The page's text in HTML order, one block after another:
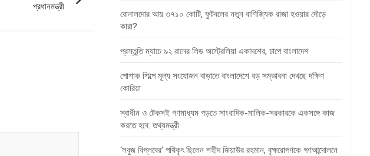
প্রধানমন্ত্রী
রোনালদোর আয় ৩৭১০ কোটি, ফুটবলের নতুন বাণিজ্যিক রাজা হওয়ার দৌড়ে
কারা?
প্রস্তুতি ম্যাচে ৯২ রানের লিড অস্ট্রেলিয়া একাদশের, চাপে বাংলাদেশ
পোশাক শিল্পে মূল্য সংযোজন বাড়াতে বাংলাদেশে বড় সম্ভাবনা দেখছে দক্ষিণ
কোরিয়া
স্বাধীন ও টেকসই গণমাধ্যম গড়তে সাংবাদিক-মালিক-সরকারকে একসঙ্গে কাজ
করতে হবে: তথ্যমন্ত্রী
‘সবুজ বিপ্লবের’ পথিকৃৎ ছিলেন শহীদ জিয়াউর রহমান, বৃক্ষরোপণকে গণআন্দোলনে